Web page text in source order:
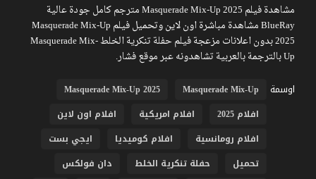
مشاهدة فيلم Masquerade Mix-Up 2025 مترجم كامل جودة عالية
BlueRay مشاهدة مباشرة اون لاين وتحميل فيلم Masquerade Mix-Up
2025 بدون اعلانات مزعجة فيلم حفلة تنكرية الخلط Masquerade Mix-
Up بالترجمة بالعربية تشاهدونه عبر موقع فشار.
اوسمة
Masquerade Mix-Up
Masquerade Mix-Up 2025
افلام 2025
افلام امريكية
افلام اون لاين
افلام رومانسية
افلام كوميديا
ايجي بست
تحميل
حفلة تنكرية الخلط
دان فولكس